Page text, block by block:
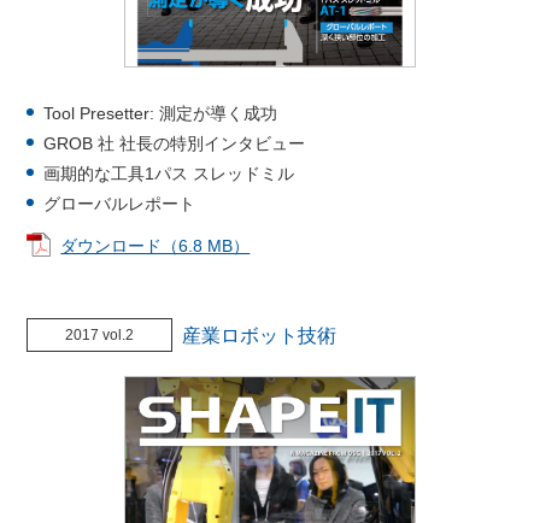
Tool Presetter: 測定が導く成功
GROB 社 社長の特別インタビュー
画期的な工具1パス スレッドミル
グローバルレポート
ダウンロード（6.8 MB）
2017 vol.2 産業ロボット技術